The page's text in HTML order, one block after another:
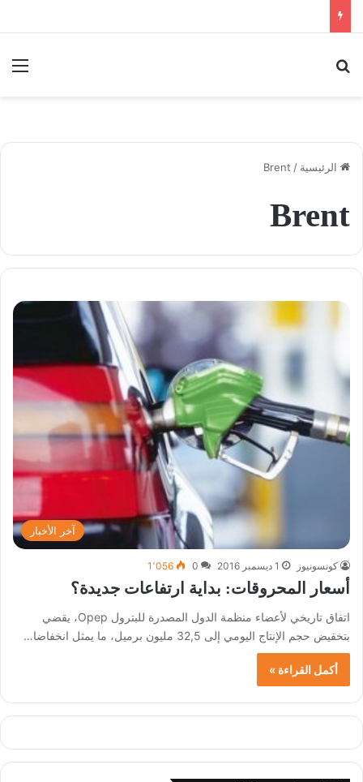
الرئيسية /
Brent
Brent
آخر الأخبار
كونسونيوز 1 ديسمبر 2016 0 1٬056
أسعار المحروقات: بداية ارتفاعات جديدة؟
اتفاق تاريخي لأعضاء منظمة الدول المصدرة للبترول Opep، يقضي
بتخفيض حجم الإنتاج اليومي إلى 32,5 مليون برميل، ما يمثل انخفاضا…
أكمل القراءة »